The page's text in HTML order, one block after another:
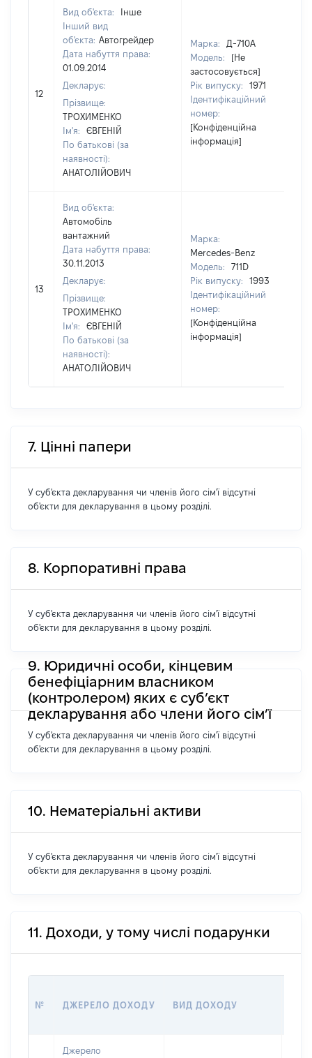
12
Вид об'єкта:
Інше
Інший вид
об'єкта: Автогрейдер
Дата набуття права:
01.09.2014
Декларує:
Прізвище:
ТРОХИМЕНКО
Ім'я:
ЄВГЕНІЙ
По батькові (за
наявності):
АНАТОЛІЙОВИЧ
Марка:
Д-710А
Модель:
[Не
застосовується]
Рік випуску:
1971
Ідентифікаційний
номер:
[Конфіденційна
інформація]
13
Вид об'єкта:
Автомобіль
вантажний
Дата набуття права:
30.11.2013
Декларує:
Прізвище:
ТРОХИМЕНКО
Ім'я:
ЄВГЕНІЙ
По батькові (за
наявності):
АНАТОЛІЙОВИЧ
Марка:
Mercedes-Benz
Модель:
711D
Рік випуску:
1993
Ідентифікаційний
номер:
[Конфіденційна
інформація]
7. Цінні папери
У суб'єкта декларування чи членів його сім'ї відсутні
об'єкти для декларування в цьому розділі.
8. Корпоративні права
У суб'єкта декларування чи членів його сім'ї відсутні
об'єкти для декларування в цьому розділі.
9. Юридичні особи, кінцевим
бенефіціарним власником
(контролером) яких є суб’єкт
декларування або члени його сім’ї
У суб'єкта декларування чи членів його сім'ї відсутні
об'єкти для декларування в цьому розділі.
10. Нематеріальні активи
У суб'єкта декларування чи членів його сім'ї відсутні
об'єкти для декларування в цьому розділі.
11. Доходи, у тому числі подарунки
№ ДЖЕРЕЛО ДОХОДУ ВИД ДОХОДУ
Джерело